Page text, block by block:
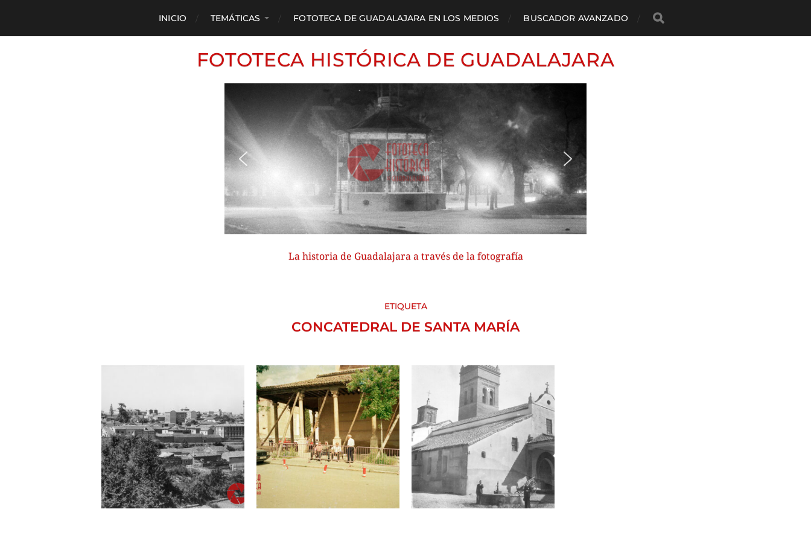
INICIO TEMÁTICAS FOTOTECA DE GUADALAJARA EN LOS MEDIOS BUSCADOR AVANZADO
FOTOTECA HISTÓRICA DE GUADALAJARA
La historia de Guadalajara a través de la fotografía
ETIQUETA
CONCATEDRAL DE SANTA MARÍA